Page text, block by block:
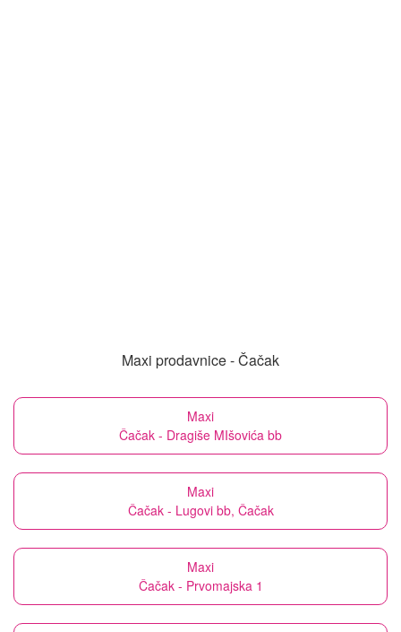
Maxi prodavnice - Čačak
Maxi
Čačak - Dragiše MIšovića bb
Maxi
Čačak - Lugovi bb, Čačak
Maxi
Čačak - Prvomajska 1